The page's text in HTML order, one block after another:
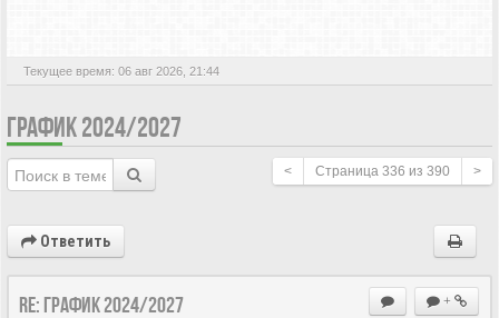
Текущее время: 06 авг 2026, 21:44
ГРАФИК 2024/2027
< Страница 336 из 390 >
Ответить
+
Re: ГРАФИК 2024/2027